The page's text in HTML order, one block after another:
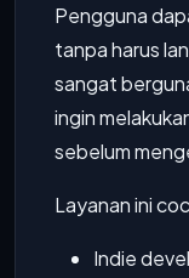
Pengguna
tanpa harus
sangat
ingin
sebelum
Layanan ini
Indie